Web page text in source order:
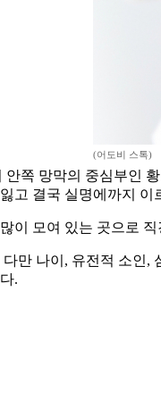
(어도비 스톡)
안쪽 망막의 중심부
고 결국 실명에까지 이
이 모여 있는 곳으로
만 나이, 유전적 소인
.